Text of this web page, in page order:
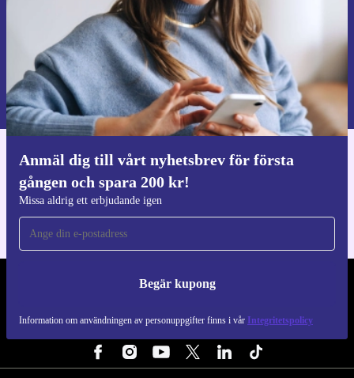
Anmäl dig till vårt nyhetsbrev för första
gången och spara 200 kr!
Missa aldrig ett erbjudande igen
Begär kupong
Information om användningen av personuppgifter finns i vår Integritetspolicy
Begär kupong
Information om användningen av personuppgifter finns i vår
Integritetspolicy
Ladda ner refurbed appen
För iOS och Android
REFURBED SVERIGE - RETHINK NEW.
FÖLJ OSS